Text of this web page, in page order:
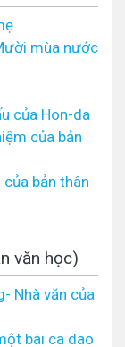
mùa nước
của Hon-da
của bản
bản thân
văn học)
Nhà văn của
bài ca dao